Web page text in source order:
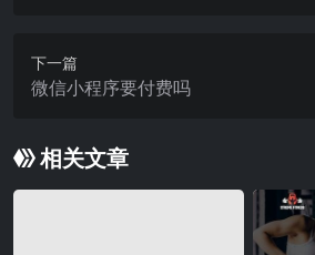
下一篇
微信小程序要付费吗
相关文章